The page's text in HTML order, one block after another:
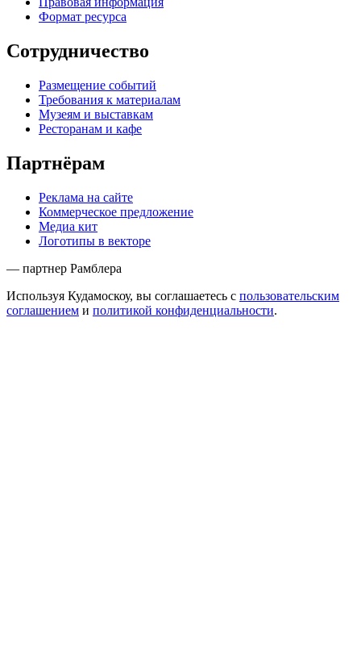
Формат ресурса
Сотрудничество
Размещение событий
Требования к материалам
Музеям и выставкам
Ресторанам и кафе
Партнёрам
Реклама на сайте
Коммерческое предложение
Медиа кит
Логотипы в векторе
— партнер Рамблера
Используя Кудамоскоу, вы соглашаетесь с пользовательским
соглашением и политикой конфиденциальности.